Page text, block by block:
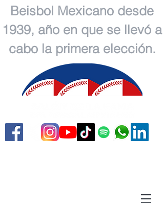
Beisbol Mexicano desde
1939, año en que se llevó a
cabo la primera elección.